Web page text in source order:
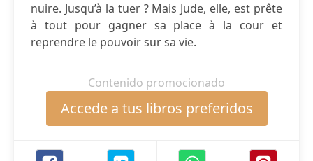
nuire. Jusqu’à la tuer ? Mais Jude, elle, est prête
à tout pour gagner sa place à la cour et
reprendre le pouvoir sur sa vie.
Contenido promocionado
Accede a tus libros preferidos